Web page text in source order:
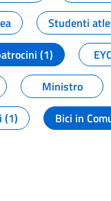
Studenti
(1)
Ministro
(1)
Bici in